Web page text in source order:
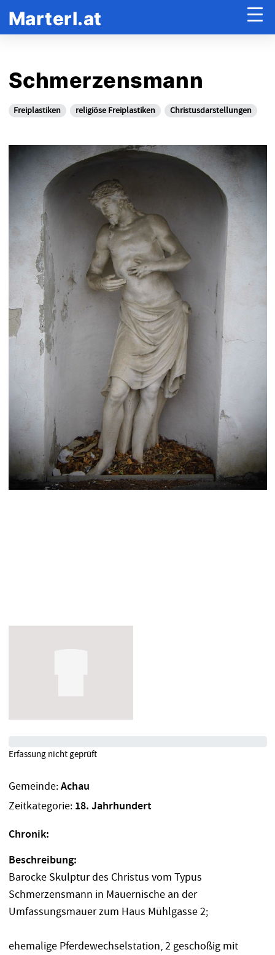
Marterl.at
Schmerzensmann
Freiplastiken religiöse Freiplastiken Christusdarstellungen
Gemeinde:Achau
Zeitkategorie: 18. Jahrhundert
Chronik:
Beschreibung:
Barocke Skulptur des Christus vom Typus
Schmerzensmann in Mauernische an der
Umfassungsmauer zum Haus Mühlgasse 2;
ehemalige Pferdewechselstation, 2 geschoßig mit
Erfassung nicht geprüft